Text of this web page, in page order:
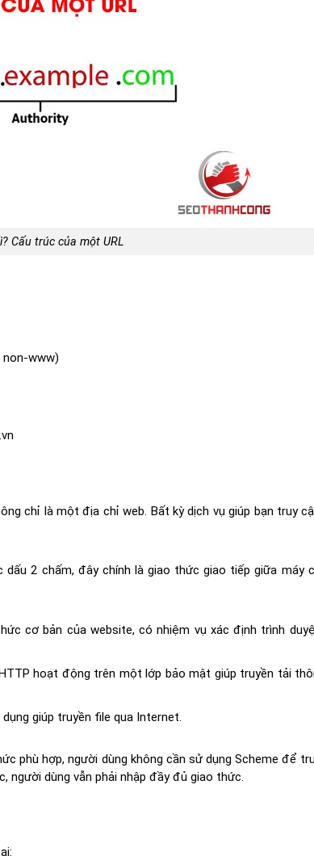
Cấu trúc của một URL
non-www)
chỉ là một địa chỉ web. Bất kỳ dịch vụ giúp bạn truy
2 chấm, đây chính là giao thức giao tiếp giữa máy
cơ bản của website, có nhiệm vụ xác định trình
hoạt động trên một lớp bảo mật giúp truyền tải
giúp truyền file qua Internet.
phù hợp, người dùng không cần sử dụng Scheme để
dùng vẫn phải nhập đầy đủ giao thức.